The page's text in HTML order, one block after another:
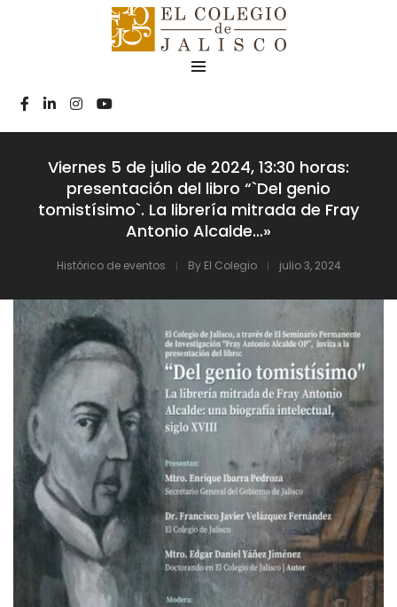
Viernes 5 de julio de 2024, 13:30 horas:
presentación del libro “`Del genio
tomistísimo`. La librería mitrada de Fray
Antonio Alcalde…»
Histórico de eventos By El Colegio julio 3, 2024